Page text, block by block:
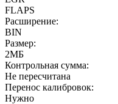
FLAPS
Расширение:
BIN
Размер:
2МБ
Контрольная сумма:
Не пересчитана
Перенос калибровок:
Нужно